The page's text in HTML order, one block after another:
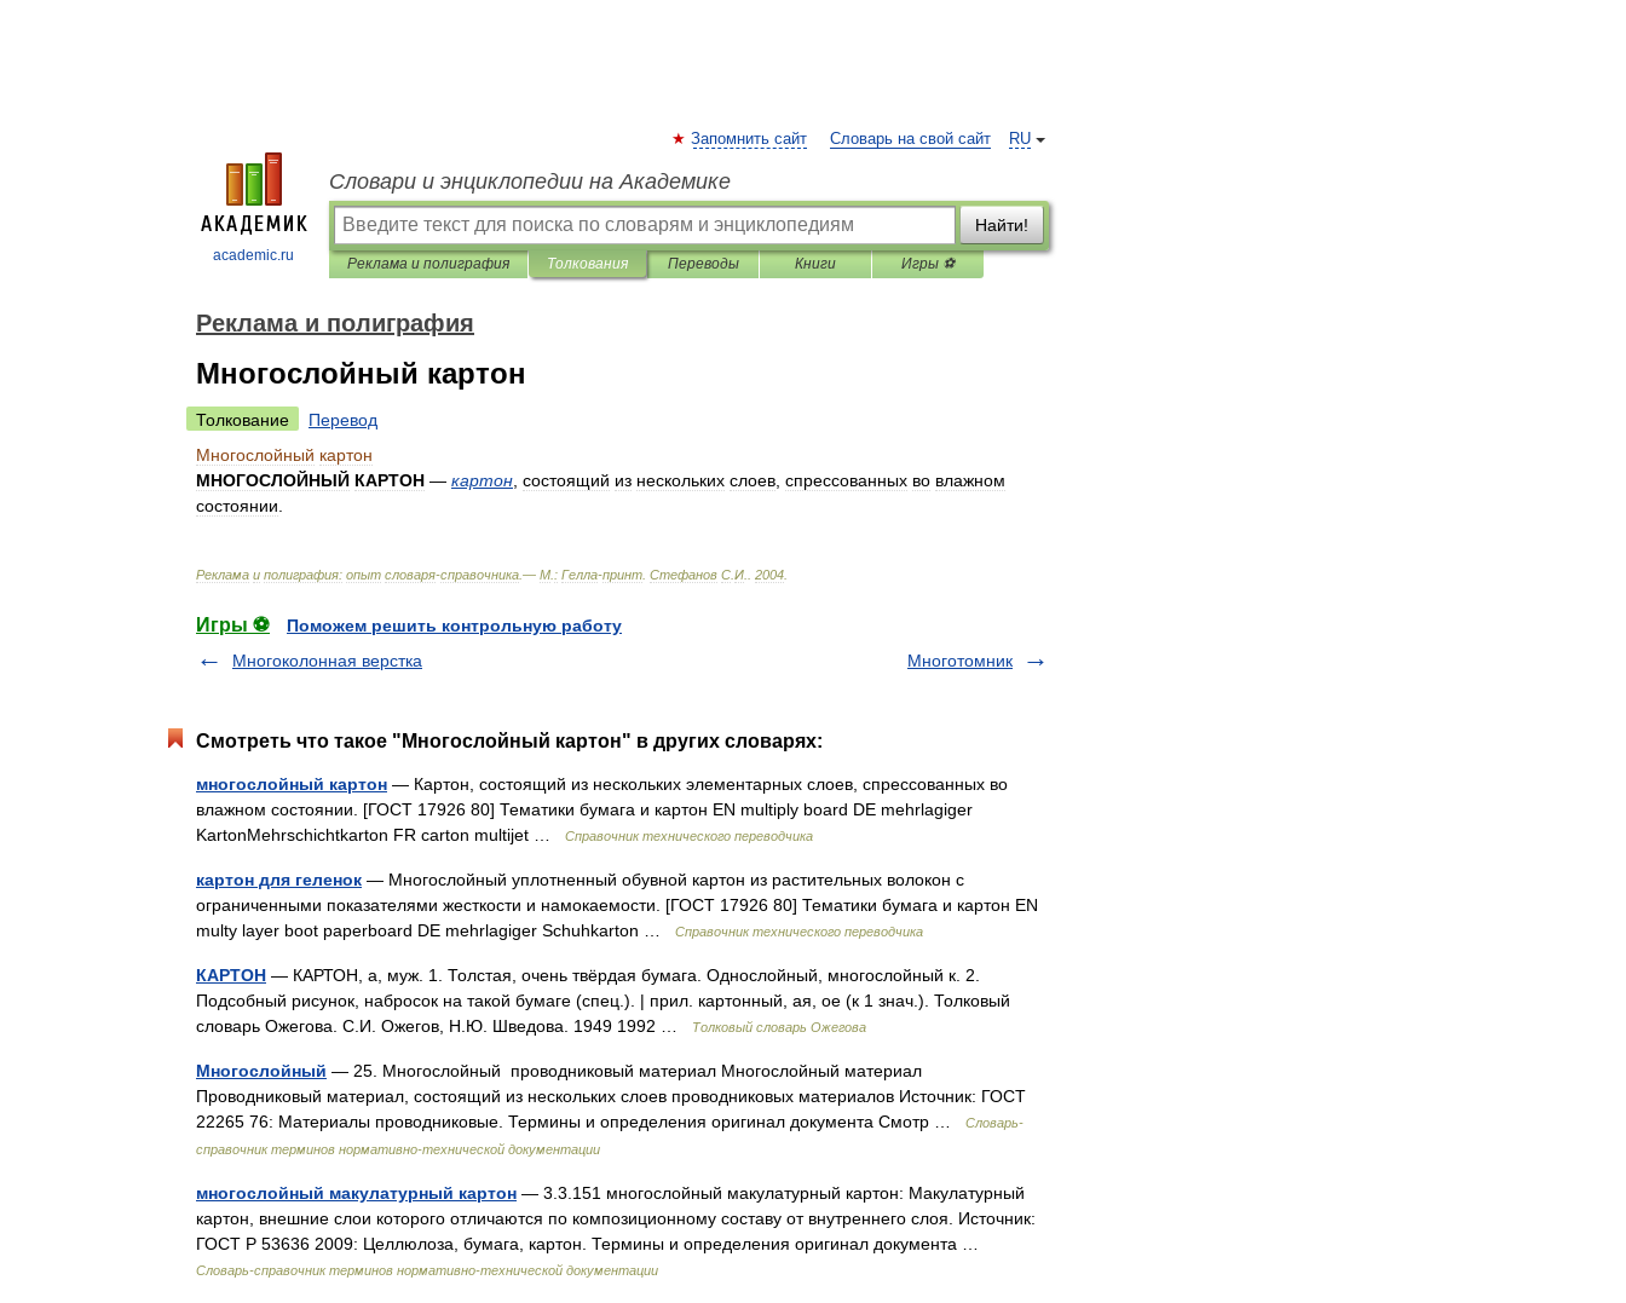
academic.ru
RU
Запомнить сайт Словарь на свой сайт
Словари и энциклопедии на Академике
Найти!
Реклама и полиграфия Толкования Переводы Книги Игры ⚽
Реклама и полиграфия
Многослойный картон
Толкование
Перевод
Многослойный картон
МНОГОСЛОЙНЫЙ КАРТОН — картон состоящий из нескольких слоев спрессованных во влажном
состоянии
Реклама и полиграфия: опыт словаря-справочника .— М : Гелла-принт Стефанов С И 2004
Игры ⚽
Поможем решить контрольную работу
Многоколонная верстка
Многотомник
Смотреть что такое "Многослойный картон" в других словарях:
многослойный картон — Картон, состоящий из нескольких элементарных слоев, спрессованных во
влажном состоянии. [ГОСТ 17926 80] Тематики бумага и картон EN multiply board DE mehrlagiger
KartonMehrschichtkarton FR carton multijet …
Справочник технического переводчика
картон для геленок — Многослойный уплотненный обувной картон из растительных волокон с
ограниченными показателями жесткости и намокаемости. [ГОСТ 17926 80] Тематики бумага и картон EN
multy layer boot paperboard DE mehrlagiger Schuhkarton …
Справочник технического переводчика
КАРТОН — КАРТОН, а, муж. 1. Толстая, очень твёрдая бумага. Однослойный, многослойный к. 2.
Подсобный рисунок, набросок на такой бумаге (спец.). | прил. картонный, ая, ое (к 1 знач.). Толковый
словарь Ожегова. С.И. Ожегов, Н.Ю. Шведова. 1949 1992 …
Толковый словарь Ожегова
Многослойный — 25. Многослойный проводниковый материал Многослойный материал
Проводниковый материал, состоящий из нескольких слоев проводниковых материалов Источник: ГОСТ
22265 76: Материалы проводниковые. Термины и определения оригинал документа Смотр …
Словарь-
справочник терминов нормативно-технической документации
многослойный макулатурный картон — 3.3.151 многослойный макулатурный картон: Макулатурный
картон, внешние слои которого отличаются по композиционному составу от внутреннего слоя. Источник:
ГОСТ Р 53636 2009: Целлюлоза, бумага, картон. Термины и определения оригинал документа …
Словарь-справочник терминов нормативно-технической документации